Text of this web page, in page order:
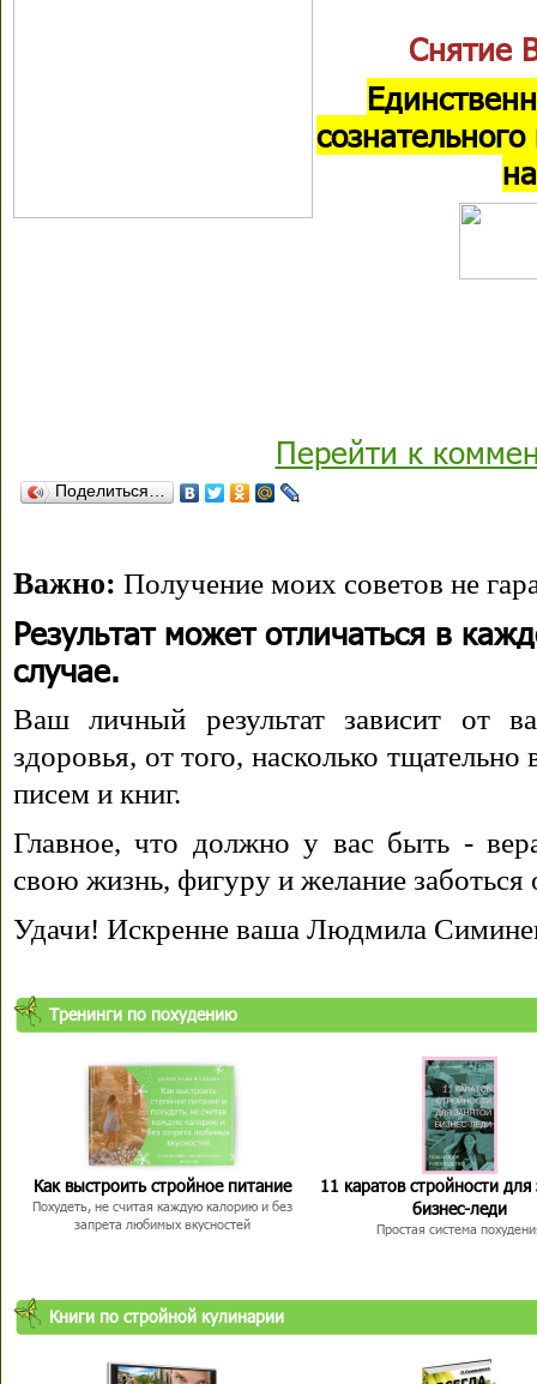
Снятие
Перейти к
Поделиться…
Важно: Получение моих советов не
Результат может отличаться в
случае.
Ваш личный результат зависит от
здоровья, от того, насколько
писем и книг.
Главное, что должно у вас быть -
свою жизнь, фигуру и желание заботься
Удачи! Искренне ваша Людмила
Тренинги по похудению
Как выстроить стройное питание
Похудеть, не считая каждую калорию и без
запрета любимых вкусностей
11 каратов стройности для
бизнес-леди
Простая система
Книги по стройной кулинарии